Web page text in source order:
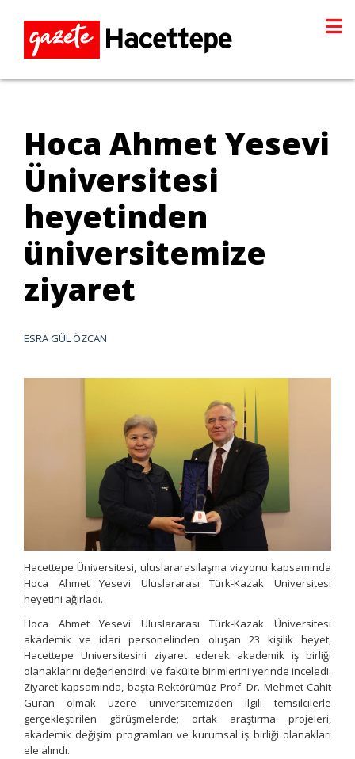
Hoca Ahmet Yesevi
Üniversitesi
heyetinden
üniversitemize
ziyaret
ESRA GÜL ÖZCAN
Hacettepe Üniversitesi, uluslararasılaşma vizyonu kapsamında
Hoca Ahmet Yesevi Uluslararası Türk-Kazak Üniversitesi
heyetini ağırladı.
Hoca Ahmet Yesevi Uluslararası Türk-Kazak Üniversitesi
akademik ve idari personelinden oluşan 23 kişilik heyet,
Hacettepe Üniversitesini ziyaret ederek akademik iş birliği
olanaklarını değerlendirdi ve fakülte birimlerini yerinde inceledi.
Ziyaret kapsamında, başta Rektörümüz Prof. Dr. Mehmet Cahit
Güran olmak üzere üniversitemizden ilgili temsilcilerle
gerçekleştirilen görüşmelerde; ortak araştırma projeleri,
akademik değişim programları ve kurumsal iş birliği olanakları
ele alındı.